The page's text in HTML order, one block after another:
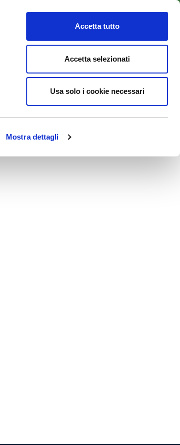
Mostra dettagli
Accetta tutto
Accetta selezionati
Usa solo i cookie necessari
NEWS & BLOG CONTATTI